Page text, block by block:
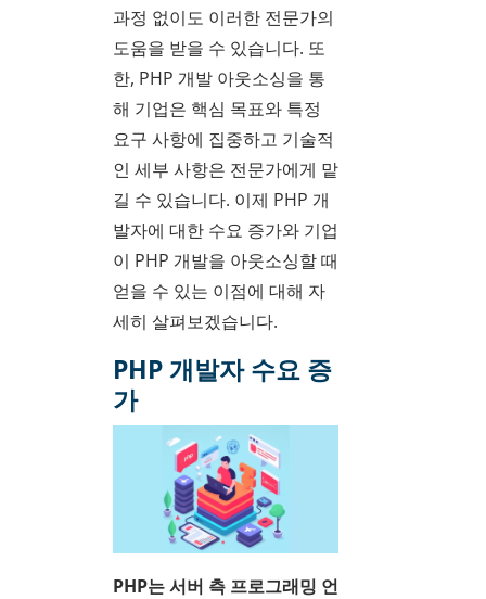
과정 없이도 이러한 전문가의
도움을 받을 수 있습니다. 또
한, PHP 개발 아웃소싱을 통
해 기업은 핵심 목표와 특정
요구 사항에 집중하고 기술적
인 세부 사항은 전문가에게 맡
길 수 있습니다. 이제 PHP 개
발자에 대한 수요 증가와 기업
이 PHP 개발을 아웃소싱할 때
얻을 수 있는 이점에 대해 자
세히 살펴보겠습니다.
PHP 개발자 수요 증
가
PHP는 서버 측 프로그래밍 언